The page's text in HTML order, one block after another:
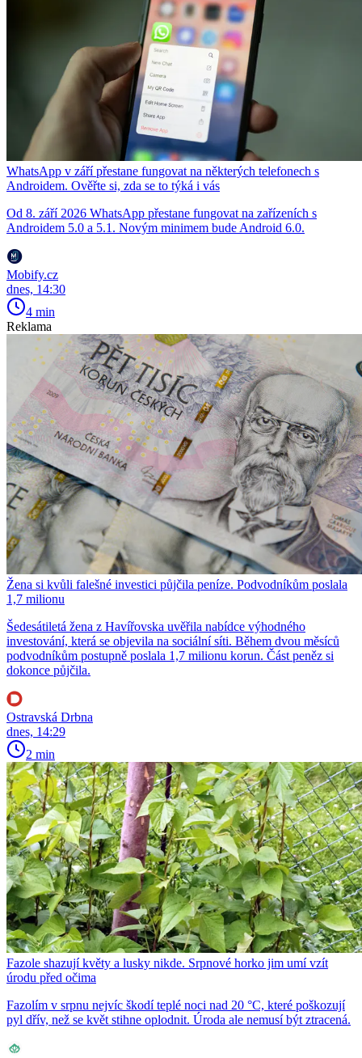
WhatsApp v září přestane fungovat na některých telefonech s
Androidem. Ověřte si, zda se to týká i vás
Od 8. září 2026 WhatsApp přestane fungovat na zařízeních s
Androidem 5.0 a 5.1. Novým minimem bude Android 6.0.
Mobify.cz
dnes, 14:30
4 min
Reklama
Žena si kvůli falešné investici půjčila peníze. Podvodníkům poslala
1,7 milionu
Šedesátiletá žena z Havířovska uvěřila nabídce výhodného
investování, která se objevila na sociální síti. Během dvou měsíců
podvodníkům postupně poslala 1,7 milionu korun. Část peněz si
dokonce půjčila.
Ostravská Drbna
dnes, 14:29
2 min
Fazole shazují květy a lusky nikde. Srpnové horko jim umí vzít
úrodu před očima
Fazolím v srpnu nejvíc škodí teplé noci nad 20 °C, které poškozují
pyl dřív, než se květ stihne oplodnit. Úroda ale nemusí být ztracená.